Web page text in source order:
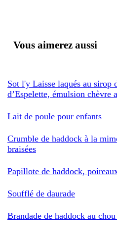
Vous aimerez aussi
Sot l'y Laisse laqués au sirop
d’Espelette, émulsion chèvre
Lait de poule pour enfants
Crumble de haddock à la
braisées
Papillote de haddock,
Soufflé de daurade
Brandade de haddock au